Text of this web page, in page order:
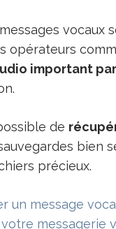
opérateurs
important
de
bien
précieux.
un message
messagerie